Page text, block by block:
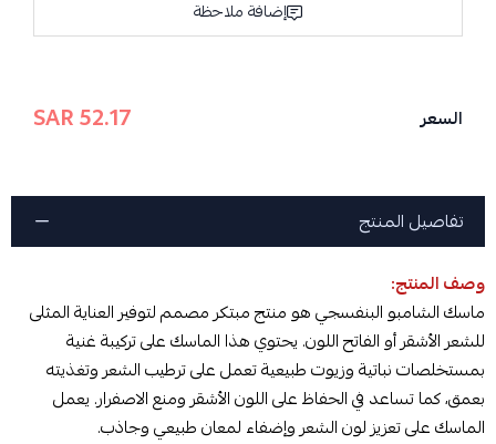
إضافة ملاحظة
السعر 52.17 SAR
تفاصيل المنتج
وصف المنتج:
ماسك الشامبو البنفسجي هو منتج مبتكر مصمم لتوفير العناية المثلى
للشعر الأشقر أو الفاتح اللون. يحتوي هذا الماسك على تركيبة غنية
بمستخلصات نباتية وزيوت طبيعية تعمل على ترطيب الشعر وتغذيته
بعمق، كما تساعد في الحفاظ على اللون الأشقر ومنع الاصفرار. يعمل
الماسك على تعزيز لون الشعر وإضفاء لمعان طبيعي وجاذب.